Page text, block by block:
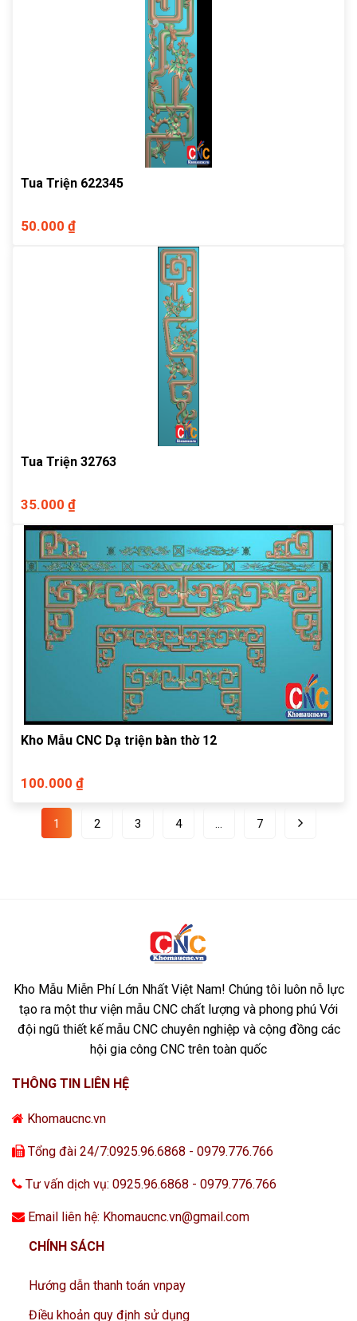
Tua Triện 622345
50.000 ₫
Tua Triện 32763
35.000 ₫
Kho Mẫu CNC Dạ triện bàn thờ 12
100.000 ₫
1 2 3 4 … 7
Kho Mẫu Miễn Phí Lớn Nhất Việt Nam! Chúng tôi luôn nỗ lực
tạo ra một thư viện mẫu CNC chất lượng và phong phú Với
đội ngũ thiết kế mẫu CNC chuyên nghiệp và cộng đồng các
hội gia công CNC trên toàn quốc
THÔNG TIN LIÊN HỆ
Khomaucnc.vn
Tổng đài 24/7:0925.96.6868 - 0979.776.766
Tư vấn dịch vụ: 0925.96.6868 - 0979.776.766
Email liên hệ: Khomaucnc.vn@gmail.com
CHÍNH SÁCH
Hướng dẫn thanh toán vnpay
Điều khoản quy định sử dụng